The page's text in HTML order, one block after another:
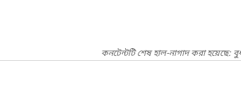
কনটেন্টটি শেষ হাল-নাগাদ করা হয়েছে: